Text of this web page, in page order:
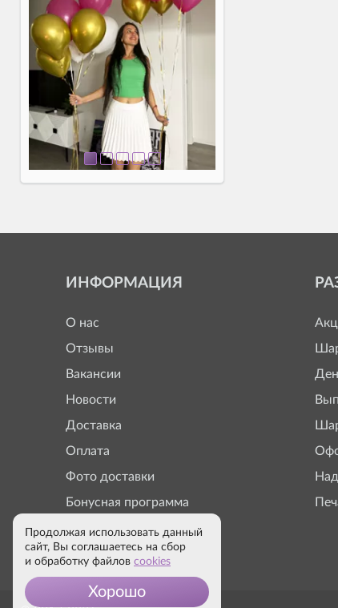
ИНФОРМАЦИЯ
О нас
Отзывы
Вакансии
Новости
Доставка
Оплата
Фото доставки
Бонусная программа
Продолжая использовать данный
сайт, Вы соглашаетесь на сбор
и обработку файлов cookies
Хорошо